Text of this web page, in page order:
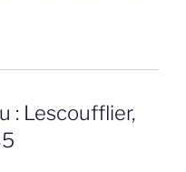
: Lescoufflier,